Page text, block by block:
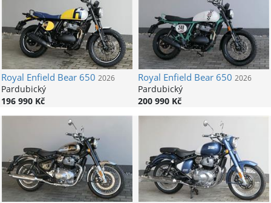
Royal Enfield Bear 650 2026
Pardubický
196 990 Kč
Royal Enfield Bear 650 2026
Pardubický
200 990 Kč